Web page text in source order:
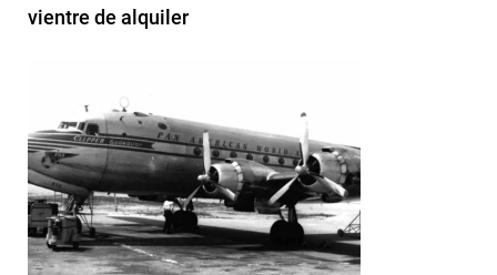
vientre de alquiler